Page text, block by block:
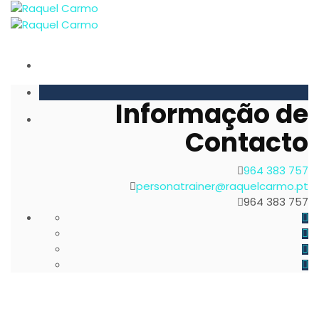
Informação de
Contacto
964 383 757
personatrainer@raquelcarmo.pt
964 383 757